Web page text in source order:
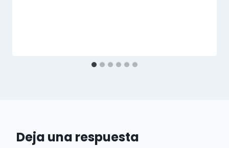
Deja una respuesta